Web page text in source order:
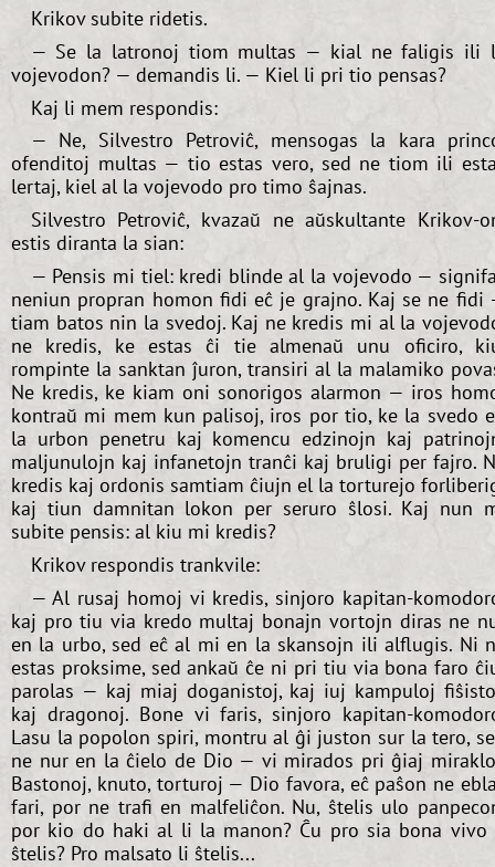
Krikov subite ridetis.
— Se la latronoj tiom multas — kial ne faligis ili
vojevodon? — demandis li. — Kiel li pri tio pensas?
Kaj li mem respondis:
— Ne, Silvestro Petroviĉ, mensogas la kara
ofenditoj multas — tio estas vero, sed ne tiom ili
lertaj, kiel al la vojevodo pro timo ŝajnas.
Silvestro Petroviĉ, kvazaŭ ne aŭskultante Krikov-
estis diranta la sian:
— Pensis mi tiel: kredi blinde al la vojevodo —
neniun propran homon fidi eĉ je grajno. Kaj se ne fidi
tiam batos nin la svedoj. Kaj ne kredis mi al la
ne kredis, ke estas ĉi tie almenaŭ unu oficiro,
rompinte la sanktan ĵuron, transiri al la malamiko
Ne kredis, ke kiam oni sonorigos alarmon — iros
kontraŭ mi mem kun palisoj, iros por tio, ke la svedo
la urbon penetru kaj komencu edzinojn kaj
maljunulojn kaj infanetojn tranĉi kaj bruligi per fajro.
kredis kaj ordonis samtiam ĉiujn el la torturejo
kaj tiun damnitan lokon per seruro ŝlosi. Kaj nun
subite pensis: al kiu mi kredis?
Krikov respondis trankvile:
— Al rusaj homoj vi kredis, sinjoro kapitan-
kaj pro tiu via kredo multaj bonajn vortojn diras ne
en la urbo, sed eĉ al mi en la skansojn ili alflugis. Ni
estas proksime, sed ankaŭ ĉe ni pri tiu via bona faro
parolas — kaj miaj doganistoj, kaj iuj kampuloj
kaj dragonoj. Bone vi faris, sinjoro kapitan-
Lasu la popolon spiri, montru al ĝi juston sur la tero,
ne nur en la ĉielo de Dio — vi mirados pri ĝiaj
Bastonoj, knuto, torturoj — Dio favora, eĉ paŝon ne
fari, por ne trafi en malfeliĉon. Nu, ŝtelis ulo
por kio do haki al li la manon? Ĉu pro sia bona
ŝtelis? Pro malsato li ŝtelis...